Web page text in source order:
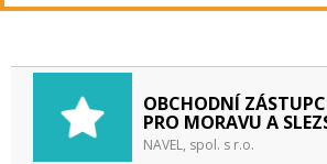
OBCHODNÍ
PRO MORAVU A
NAVEL, spol. s r.o.